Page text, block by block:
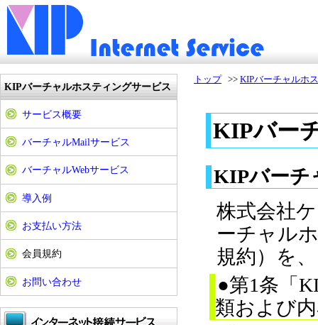
KIPバーチャルホスティングサービス
サービス概要
バーチャルMailサービス
バーチャルWebサービス
導入例
お支払い方法
会員規約
お問い合わせ
トップ >> KIPバーチャルホ
KIPバー
KIPバーチ
株式会社
ーチャル
規約）を
●第1条「
類および